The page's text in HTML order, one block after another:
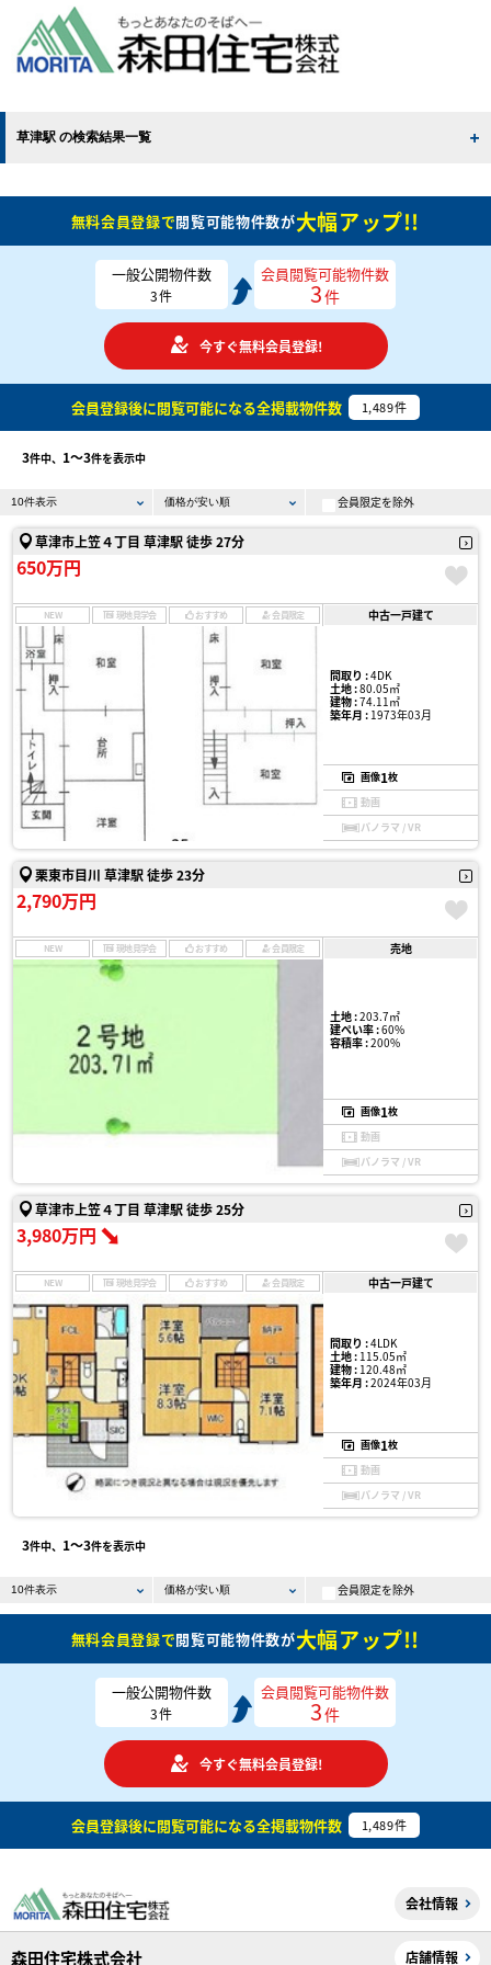
草津駅 の検索結果一覧
無料会員登録で閲覧可能物件数が大幅アップ!!
一般公開物件数
3件
会員閲覧可能物件数
3件
今すぐ無料会員登録!
会員登録後に閲覧可能になる全掲載物件数 1,489件
3件中、 1〜3件を表示中
会員限定を除外
草津市上笠４丁目 草津駅 徒歩 27分
650万円
NEW 現地見学会 おすすめ 会員限定 中古一戸建て
間取り :4DK
土地 :80.05㎡
建物 :74.11㎡
築年月 :1973年03月
画像1枚
動画
パノラマ / VR
栗東市目川 草津駅 徒歩 23分
2,790万円
NEW 現地見学会 おすすめ 会員限定 売地
土地 :203.7㎡
建ぺい率 :60%
容積率 :200%
画像1枚
動画
パノラマ / VR
草津市上笠４丁目 草津駅 徒歩 25分
3,980万円
NEW 現地見学会 おすすめ 会員限定 中古一戸建て
間取り :4LDK
土地 :115.05㎡
建物 :120.48㎡
築年月 :2024年03月
画像1枚
動画
パノラマ / VR
3件中、 1〜3件を表示中
会員限定を除外
無料会員登録で閲覧可能物件数が大幅アップ!!
一般公開物件数
3件
会員閲覧可能物件数
3件
今すぐ無料会員登録!
会員登録後に閲覧可能になる全掲載物件数 1,489件
会社情報
森田住宅株式会社 店舗情報